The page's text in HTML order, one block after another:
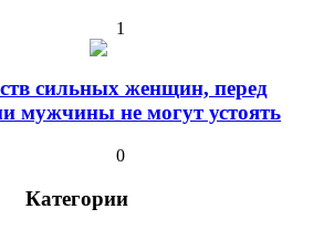
1
сильных женщин, перед
мужчины не могут устоять
0
Категории